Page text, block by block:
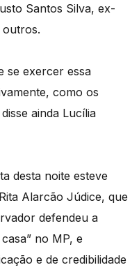
Santos Silva, ex-
outros.
se exercer essa
como os
ainda Lucília
desta noite esteve
Alarcão Júdice, que
defendeu a
no MP, e
e de credibilidade